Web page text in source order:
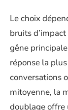
Le choix
bruits
gêne
réponse la
conversations
mitoyenne, la
doublage offre